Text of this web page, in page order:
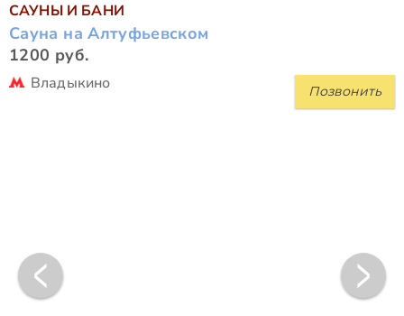
САУНЫ И БАНИ
Сауна на Алтуфьевском
1200 руб.
Позвонить
Владыкино